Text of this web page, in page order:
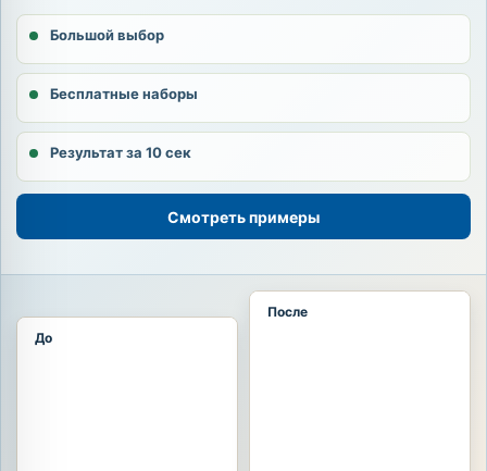
Большой выбор
Бесплатные наборы
Результат за 10 сек
Смотреть примеры
До
После